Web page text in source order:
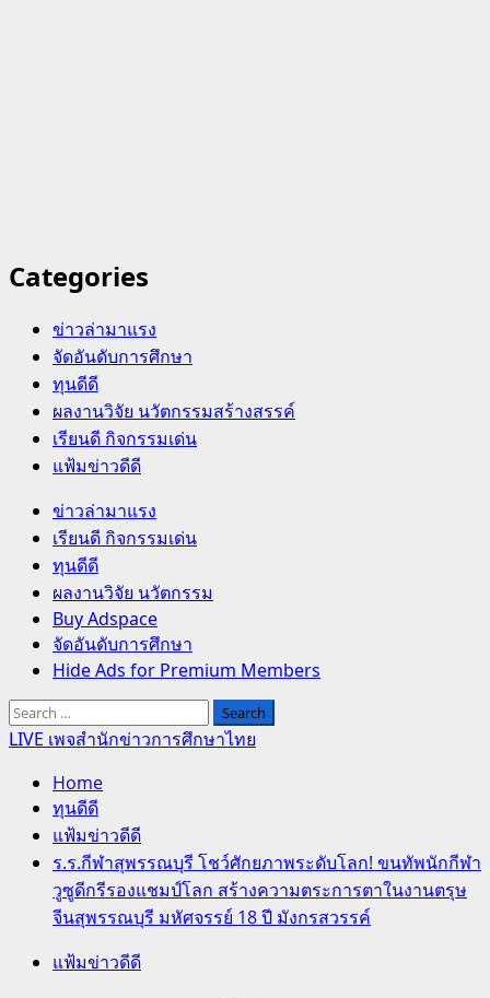
Categories
ข่าวล่ามาแรง
จัดอันดับการศึกษา
ทุนดีดี
ผลงานวิจัย นวัตกรรมสร้างสรรค์
เรียนดี กิจกรรมเด่น
แฟ้มข่าวดีดี
Primary
Menu
ข่าวล่ามาแรง
เรียนดี กิจกรรมเด่น
ทุนดีดี
ผลงานวิจัย นวัตกรรม
Buy Adspace
จัดอันดับการศึกษา
Hide Ads for Premium Members
Search
for:
LIVE เพจสำนักข่าวการศึกษาไทย
Home
ทุนดีดี
แฟ้มข่าวดีดี
ร.ร.กีฬาสุพรรณบุรี โชว์ศักยภาพระดับโลก! ขนทัพนักกีฬา
วูซูดีกรีรองแชมป์โลก สร้างความตระการตาในงานตรุษ
จีนสุพรรณบุรี มหัศจรรย์ 18 ปี มังกรสวรรค์
แฟ้มข่าวดีดี